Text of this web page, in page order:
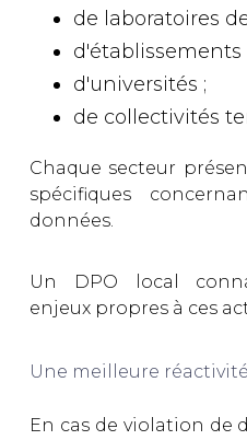
de laboratoires
d'établissements
d'universités ;
de collectivités
Chaque secteur
spécifiques
données.
Un DPO local
enjeux propres à ces
Une meilleure réactivité
En cas de violation de